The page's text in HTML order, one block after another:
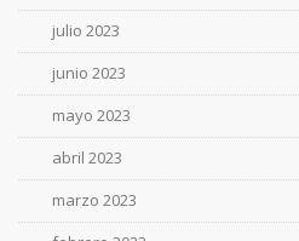
julio 2023
junio 2023
mayo 2023
abril 2023
marzo 2023